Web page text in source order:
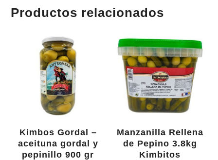
Productos relacionados
Kimbos Gordal –
aceituna gordal y
pepinillo 900 gr
Manzanilla Rellena
de Pepino 3.8kg
Kimbitos